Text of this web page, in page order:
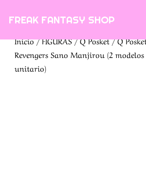
FREAK FANTASY SHOP
Inicio/FIGURAS/Q Posket/ Q
Revengers Sano Manjirou (2
unitario)